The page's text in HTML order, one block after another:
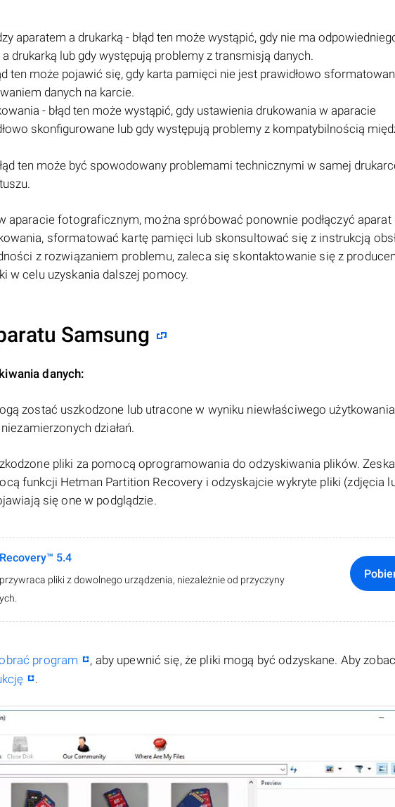
aparatem a drukarką - błąd ten może wystąpić, gdy nie ma
drukarką lub gdy występują problemy z transmisją danych.
ten może pojawić się, gdy karta pamięci nie jest prawidłowo
danych na karcie.
- błąd ten może wystąpić, gdy ustawienia drukowania w aparacie
skonfigurowane lub gdy występują problemy z kompatybilnością
ten może być spowodowany problemami technicznymi w samej
aparacie fotograficznym, można spróbować ponownie podłączyć aparat
sformatować kartę pamięci lub skonsultować się z instrukcją
z rozwiązaniem problemu, zaleca się skontaktowanie się z
w celu uzyskania dalszej pomocy.
Samsung
danych:
zostać uszkodzone lub utracone w wyniku niewłaściwego
działań.
pliki za pomocą oprogramowania do odzyskiwania plików.
funkcji Hetman Partition Recovery i odzyskajcie wykryte pliki (zdjęcia
się one w podglądzie.
5.4
pliki z dowolnego urządzenia, niezależnie od przyczyny
program
, aby upewnić się, że pliki mogą być odzyskane. Aby
.